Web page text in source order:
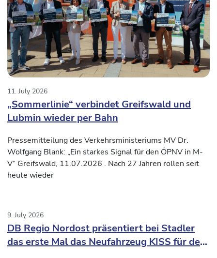
„Sommerlinie“ verbindet Greifswald und
Lubmin wieder per Bahn
11. July 2026
Pressemitteilung des Verkehrsministeriums MV Dr.
Wolfgang Blank: „Ein starkes Signal für den ÖPNV in M-
V“ Greifswald, 11.07.2026 . Nach 27 Jahren rollen seit
heute wieder
DB Regio Nordost präsentiert bei Stadler
das erste Mal das Neufahrzeug KISS für den
9. July 2026